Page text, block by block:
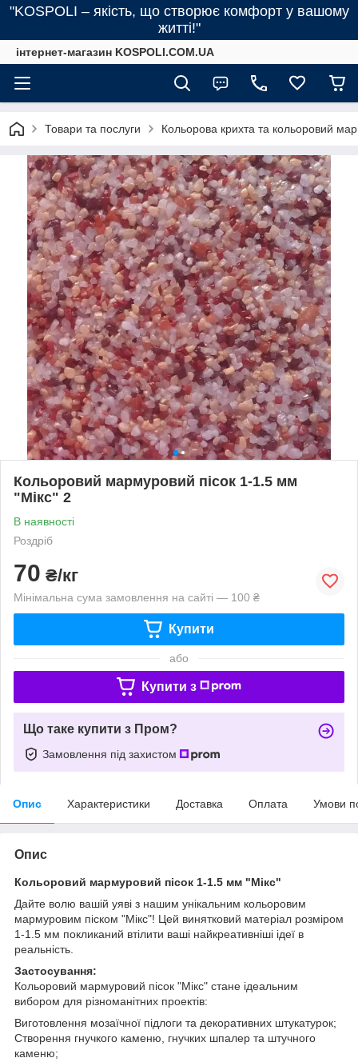
"KOSPOLI – якість, що створює комфорт у вашому
житті!"
інтернет-магазин KOSPOLI.COM.UA
Товари та послуги Кольорова крихта та кольоровий
Кольоровий мармуровий пісок 1-1.5 мм
"Мікс" 2
В наявності
Роздріб
70 ₴/кг
Мінімальна сума замовлення на сайті — 100 ₴
Купити
або
Купити з
Що таке купити з Пром?
Замовлення під захистом
Опис Характеристики Доставка Оплата Умови
Опис
Кольоровий мармуровий пісок 1-1.5 мм "Мікс"
Дайте волю вашій уяві з нашим унікальним кольоровим
мармуровим піском "Мікс"! Цей винятковий матеріал розміром
1-1.5 мм покликаний втілити ваші найкреативніші ідеї в
реальність.
Застосування:
Кольоровий мармуровий пісок "Мікс" стане ідеальним
вибором для різноманітних проектів:
Виготовлення мозаїчної підлоги та декоративних штукатурок;
Створення гнучкого каменю, гнучких шпалер та штучного
каменю;